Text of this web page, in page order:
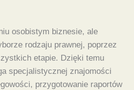
osobistym biznesie, ale
rodzaju prawnej, poprzez
etapie. Dzięki temu
specjalistycznej znajomości
przygotowanie raportów